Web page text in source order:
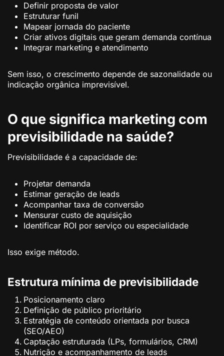
Definir proposta de valor
Estruturar funil
Mapear jornada do paciente
Criar ativos digitais que geram demanda contínua
Integrar marketing e atendimento
Sem isso, o crescimento depende de sazonalidade ou
indicação orgânica imprevisível.
O que significa marketing com
previsibilidade na saúde?
Previsibilidade é a capacidade de:
Projetar demanda
Estimar geração de leads
Acompanhar taxa de conversão
Mensurar custo de aquisição
Identificar ROI por serviço ou especialidade
Isso exige método.
Estrutura mínima de previsibilidade
Posicionamento claro
Definição de público prioritário
Estratégia de conteúdo orientada por busca
(SEO/AEO)
Captação estruturada (LPs, formulários, CRM)
Nutrição e acompanhamento de leads